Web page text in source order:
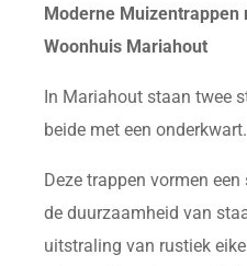
Moderne Muizentrappen
Woonhuis Mariahout
In Mariahout staan twee
beide met een onderkwart.
Deze trappen vormen
de duurzaamheid van
uitstraling van rustiek